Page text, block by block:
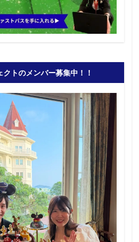
トのメンバー募集中！！